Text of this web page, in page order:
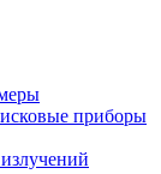
приборы